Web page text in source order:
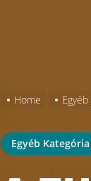
Home
Egyéb Kategória